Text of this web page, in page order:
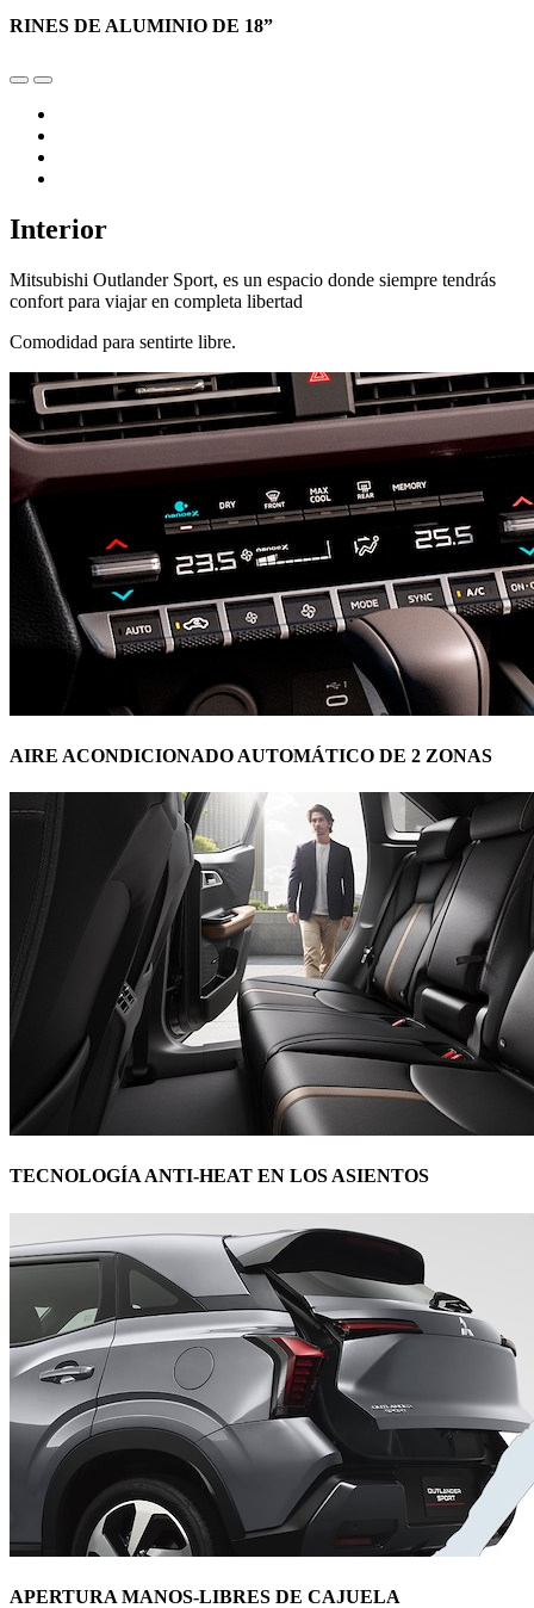
RINES DE ALUMINIO DE 18”
Interior
Mitsubishi Outlander Sport, es un espacio donde siempre tendrás
confort para viajar en completa libertad
Comodidad para sentirte libre.
AIRE ACONDICIONADO AUTOMÁTICO DE 2 ZONAS
TECNOLOGÍA ANTI-HEAT EN LOS ASIENTOS
APERTURA MANOS-LIBRES DE CAJUELA